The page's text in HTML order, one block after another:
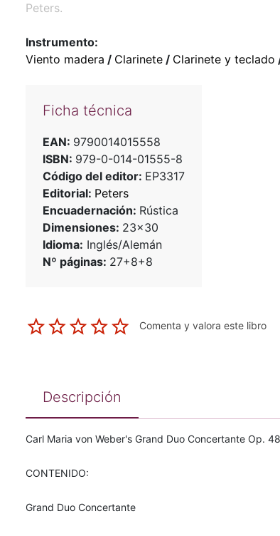
Peters.
Instrumento:
Viento madera / Clarinete/ Clarinete y teclado
Ficha técnica
EAN: 9790014015558
ISBN: 979-0-014-01555-8
Código del editor: EP3317
Editorial: Peters
Encuadernación: Rústica
Dimensiones: 23x30
Idioma: Inglés/Alemán
Nº páginas: 27+8+8
Comenta y valora este libro
Descripción
Carl Maria von Weber's Grand Duo Concertante Op.
CONTENIDO:
Grand Duo Concertante